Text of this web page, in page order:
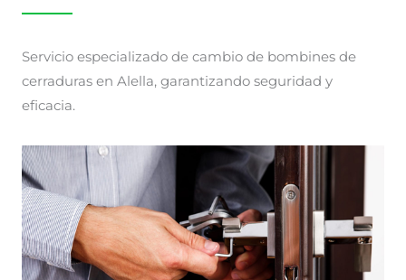
Servicio especializado de cambio de bombines de
cerraduras en Alella, garantizando seguridad y
eficacia.